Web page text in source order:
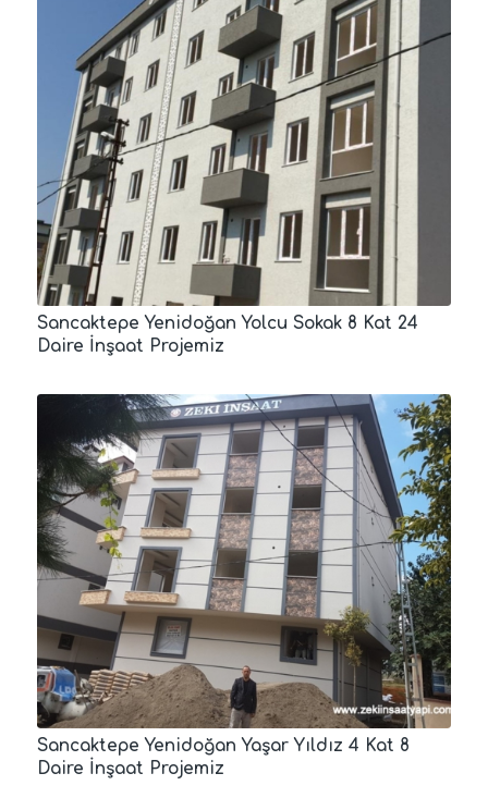
Sancaktepe Yenidoğan Yolcu Sokak 8 Kat 24
Daire İnşaat Projemiz
Sancaktepe Yenidoğan Yaşar Yıldız 4 Kat 8
Daire İnşaat Projemiz